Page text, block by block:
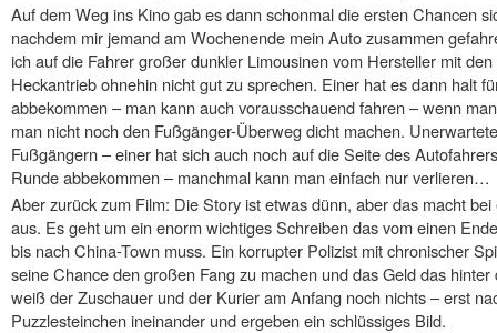
Auf dem Weg ins Kino gab es dann schonmal die ersten Chancen
nachdem mir jemand am Wochenende mein Auto zusammen
ich auf die Fahrer großer dunkler Limousinen vom Hersteller mit
Heckantrieb ohnehin nicht gut zu sprechen. Einer hat es dann halt
abbekommen – man kann auch vorausschauend fahren – wenn
man nicht noch den Fußgänger-Überweg dicht machen.
Fußgängern – einer hat sich auch noch auf die Seite des
Runde abbekommen – manchmal kann man einfach nur verlieren…
Aber zurück zum Film: Die Story ist etwas dünn, aber das macht
aus. Es geht um ein enorm wichtiges Schreiben das vom einen
bis nach China-Town muss. Ein korrupter Polizist mit chronischer
seine Chance den großen Fang zu machen und das Geld das
weiß der Zuschauer und der Kurier am Anfang noch nichts – erst
Puzzlesteinchen ineinander und ergeben ein schlüssiges Bild.